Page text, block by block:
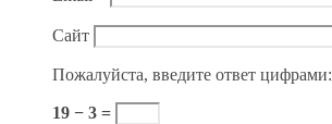
Сайт
Пожалуйста, введите ответ цифрами:
19 − 3 =